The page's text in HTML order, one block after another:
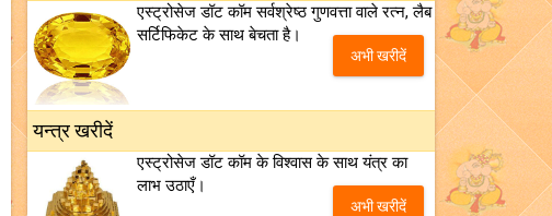
टैरो साप्ताहिक राशिफल (02 से 08 अगस्त, 2026): जानें 12 राशियों का विस्तृत भविष्यफल!
शनि साढ़े साती और ढैय्या से परेशान हैं? शनि कृपा के लिए अवश्य करें शनिवार व्रत!
एस्ट्रोसेज डॉट कॉम सर्वश्रेष्ठ गुणवत्ता वाले रत्न, लैब
सर्टिफिकेट के साथ बेचता है।
अभी खरीदें
यन्त्र खरीदें
एस्ट्रोसेज डॉट कॉम के विश्वास के साथ यंत्र का
लाभ उठाएँ।
अभी खरीदें